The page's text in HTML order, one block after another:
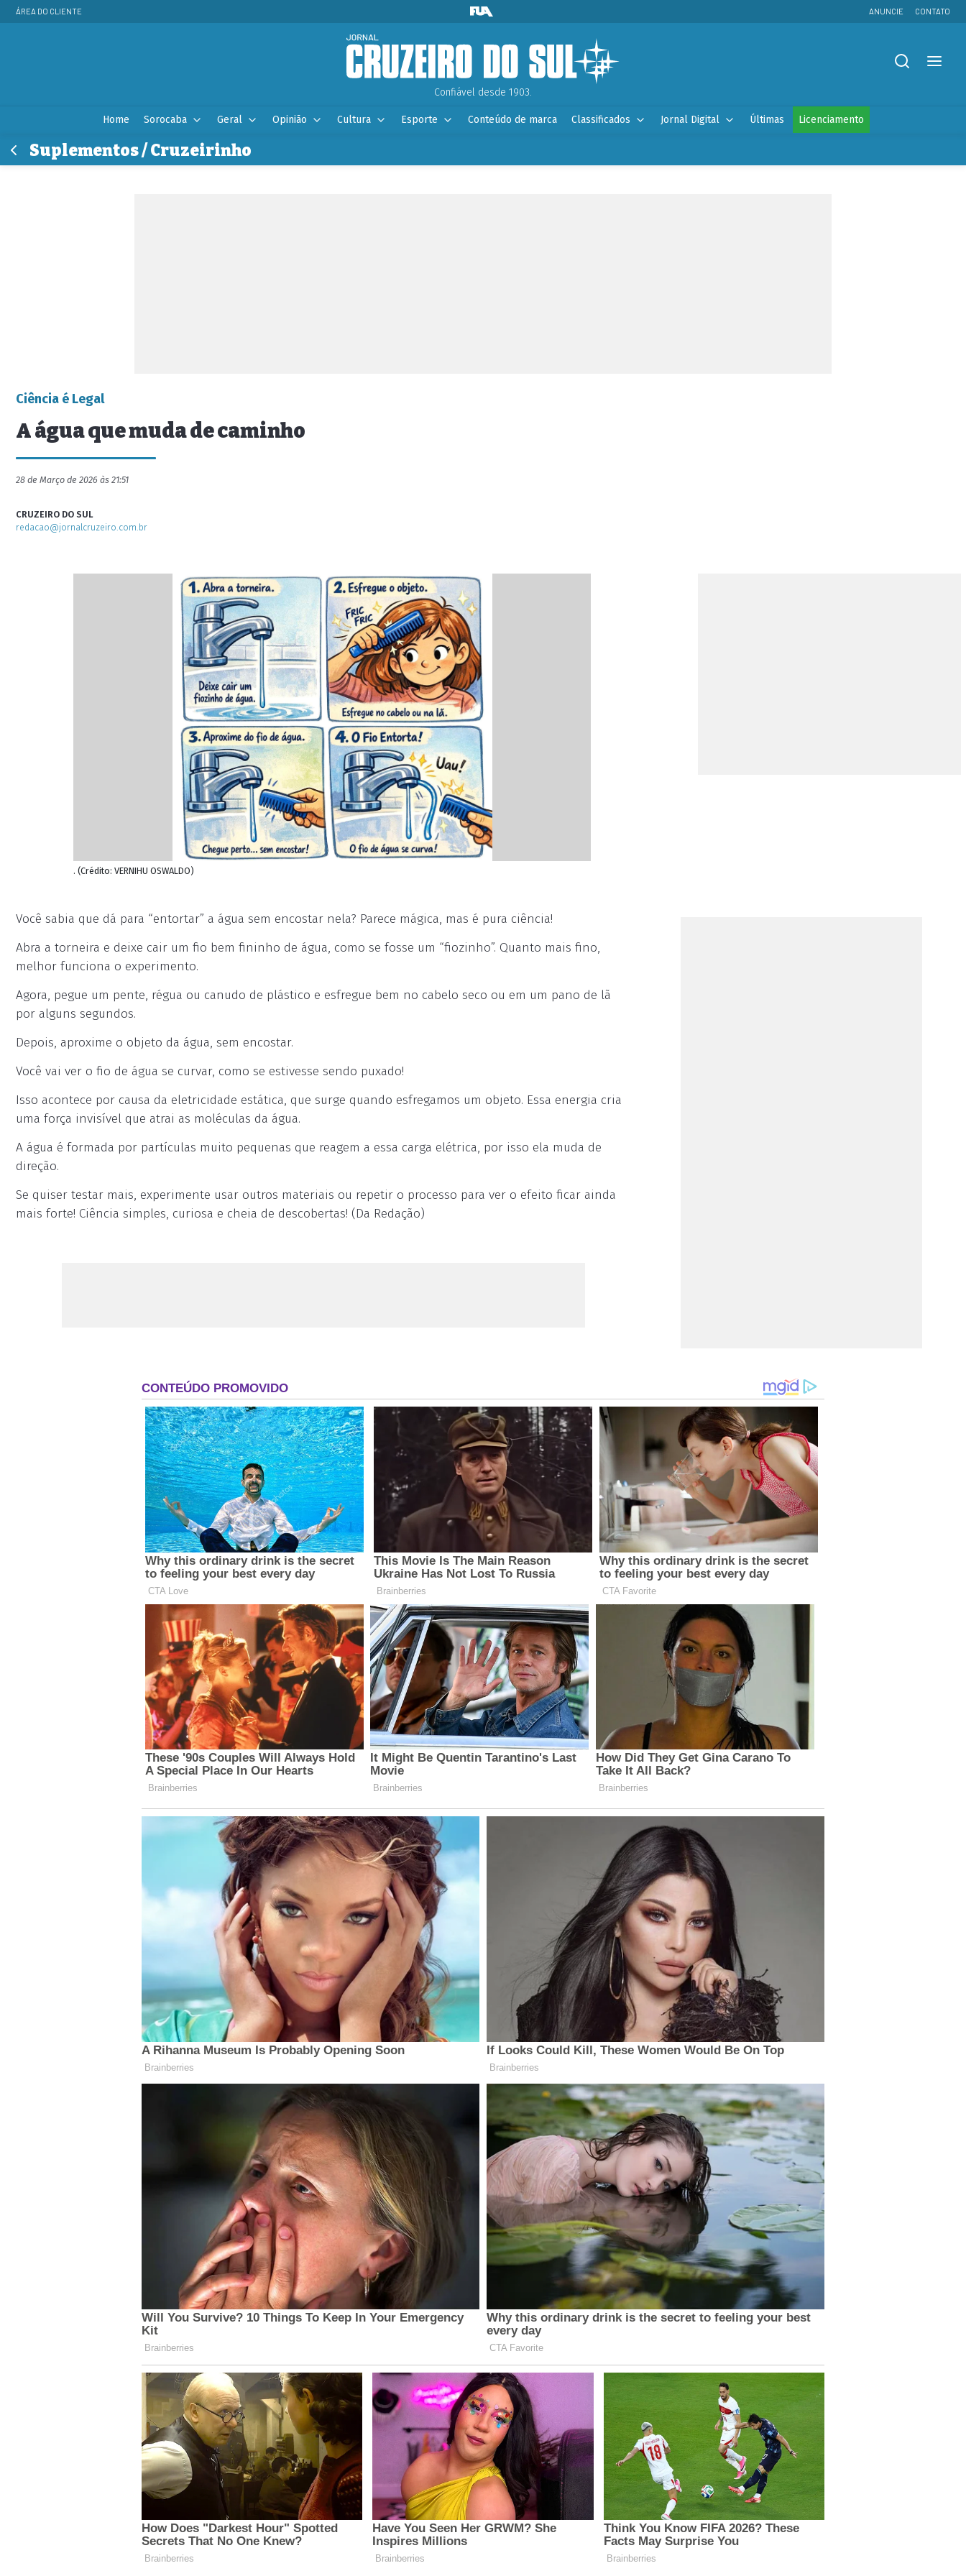
ÁREA DO CLIENTE ANUNCIE CONTATO
Confiável desde 1903.
Home Sorocaba Geral Opinião Cultura Esporte Conteúdo de marca Classificados Jornal Digital Últimas Licenciamento
Suplementos / Cruzeirinho
Ciência é Legal
A água que muda de caminho
28 de Março de 2026 às 21:51
CRUZEIRO DO SUL
redacao@jornalcruzeiro.com.br
. (Crédito: VERNIHU OSWALDO)
Você sabia que dá para “entortar” a água sem encostar nela? Parece mágica, mas é pura ciência!
Abra a torneira e deixe cair um fio bem fininho de água, como se fosse um “fiozinho”. Quanto mais fino,
melhor funciona o experimento.
Agora, pegue um pente, régua ou canudo de plástico e esfregue bem no cabelo seco ou em um pano de lã
por alguns segundos.
Depois, aproxime o objeto da água, sem encostar.
Você vai ver o fio de água se curvar, como se estivesse sendo puxado!
Isso acontece por causa da eletricidade estática, que surge quando esfregamos um objeto. Essa energia cria
uma força invisível que atrai as moléculas da água.
A água é formada por partículas muito pequenas que reagem a essa carga elétrica, por isso ela muda de
direção.
Se quiser testar mais, experimente usar outros materiais ou repetir o processo para ver o efeito ficar ainda
mais forte! Ciência simples, curiosa e cheia de descobertas! (Da Redação)